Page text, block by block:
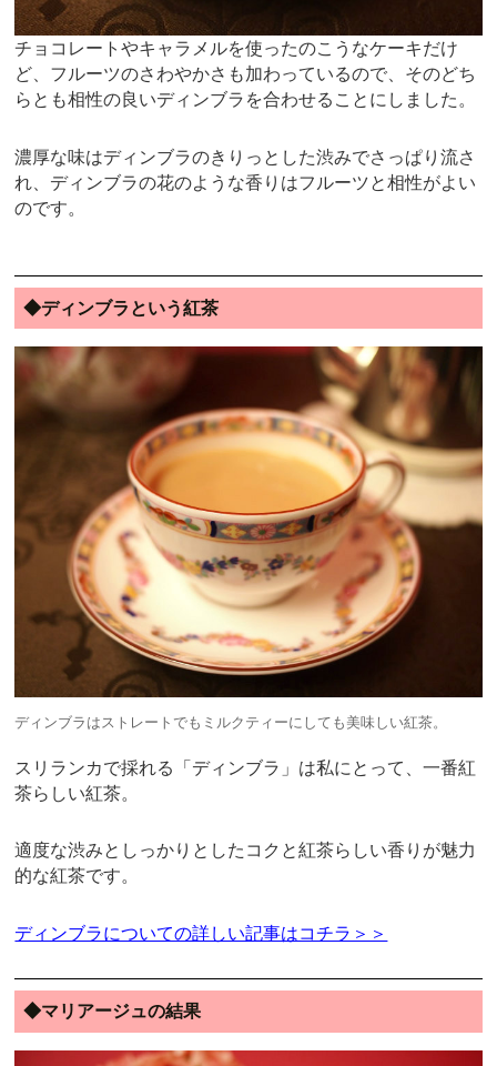
チョコレートやキャラメルを使ったのこうなケーキだけ
ど、フルーツのさわやかさも加わっているので、そのどち
らとも相性の良いディンブラを合わせることにしました。
濃厚な味はディンブラのきりっとした渋みでさっぱり流さ
れ、ディンブラの花のような香りはフルーツと相性がよい
のです。
◆ディンブラという紅茶
ディンブラはストレートでもミルクティーにしても美味しい紅茶。
スリランカで採れる「ディンブラ」は私にとって、一番紅
茶らしい紅茶。
適度な渋みとしっかりとしたコクと紅茶らしい香りが魅力
的な紅茶です。
ディンブラについての詳しい記事はコチラ＞＞
◆マリアージュの結果